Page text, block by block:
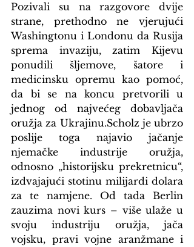
Pozivali su na razgovore dvije
strane, prethodno ne vjerujući
Washingtonu i Londonu da Rusija
sprema invaziju, zatim Kijevu
ponudili šljemove, šatore i
medicinsku opremu kao pomoć,
da bi se na koncu pretvorili u
jednog od najvećeg dobavljača
oružja za Ukrajinu.Scholz je ubrzo
poslije toga najavio jačanje
njemačke industrije oružja,
odnosno „historijsku prekretnicu“,
izdvajajući stotinu milijardi dolara
za te namjene. Od tada Berlin
zauzima novi kurs – više ulaže u
svoju industriju oružja, jača
vojsku, pravi vojne aranžmane i